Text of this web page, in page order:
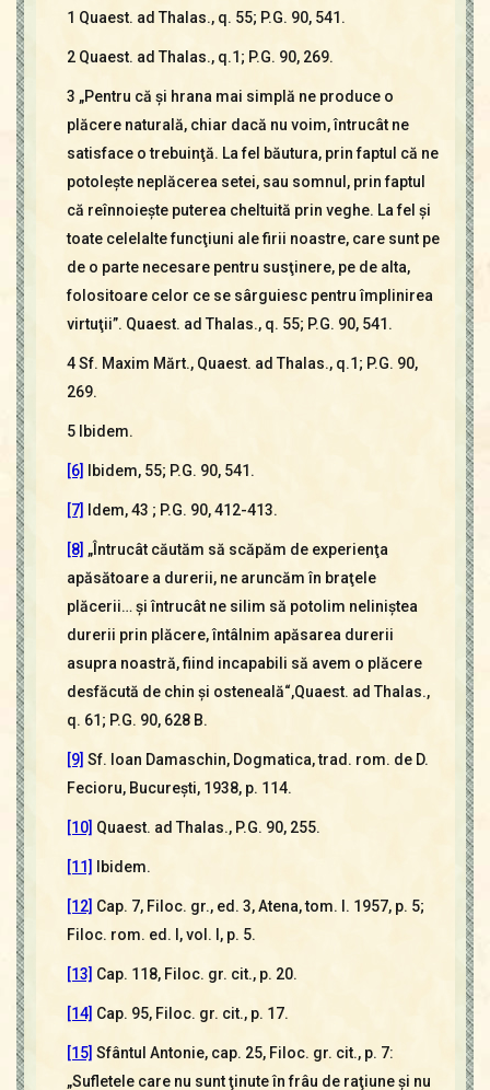
1 Quaest. ad Thalas., q. 55; P.G. 90, 541.
2 Quaest. ad Thalas., q.1; P.G. 90, 269.
3 „Pentru că şi hrana mai simplă ne produce o
plăcere naturală, chiar dacă nu voim, întrucât ne
satisface o trebuinţă. La fel băutura, prin faptul că ne
potoleşte neplăcerea setei, sau somnul, prin faptul
că reînnoieşte puterea cheltuită prin veghe. La fel şi
toate celelalte funcţiuni ale firii noastre, care sunt pe
de o parte necesare pentru susţinere, pe de alta,
folositoare celor ce se sârguiesc pentru împlinirea
virtuţii”. Quaest. ad Thalas., q. 55; P.G. 90, 541.
4 Sf. Maxim Mărt., Quaest. ad Thalas., q.1; P.G. 90,
269.
5 Ibidem.
[6] Ibidem, 55; P.G. 90, 541.
[7] Idem, 43 ; P.G. 90, 412-413.
[8] „Întrucât căutăm să scăpăm de experienţa
apăsătoare a durerii, ne aruncăm în braţele
plăcerii… şi întrucât ne silim să potolim neliniştea
durerii prin plăcere, întâlnim apăsarea durerii
asupra noastră, fiind incapabili să avem o plăcere
desfăcută de chin şi osteneală“,Quaest. ad Thalas.,
q. 61; P.G. 90, 628 B.
[9] Sf. Ioan Damaschin, Dogmatica, trad. rom. de D.
Fecioru, Bucureşti, 1938, p. 114.
[10] Quaest. ad Thalas., P.G. 90, 255.
[11] Ibidem.
[12] Cap. 7, Filoc. gr., ed. 3, Atena, tom. I. 1957, p. 5;
Filoc. rom. ed. I, vol. I, p. 5.
[13] Cap. 118, Filoc. gr. cit., p. 20.
[14] Cap. 95, Filoc. gr. cit., p. 17.
[15] Sfântul Antonie, cap. 25, Filoc. gr. cit., p. 7:
„Sufletele care nu sunt ţinute în frâu de raţiune şi nu